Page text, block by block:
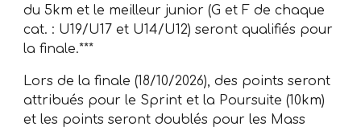
du 5km et le meilleur junior (G et F de chaque
cat. : U19/U17 et U14/U12) seront qualifiés pour
la finale.***
Lors de la finale (18/10/2026), des points seront
attribués pour le Sprint et la Poursuite (10km)
et les points seront doublés pour les Mass